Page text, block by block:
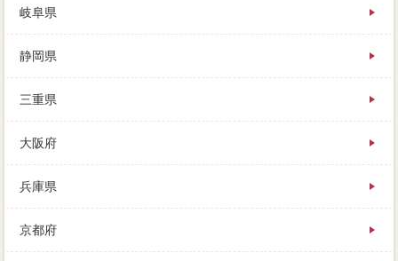
岐阜県
静岡県
三重県
大阪府
兵庫県
京都府